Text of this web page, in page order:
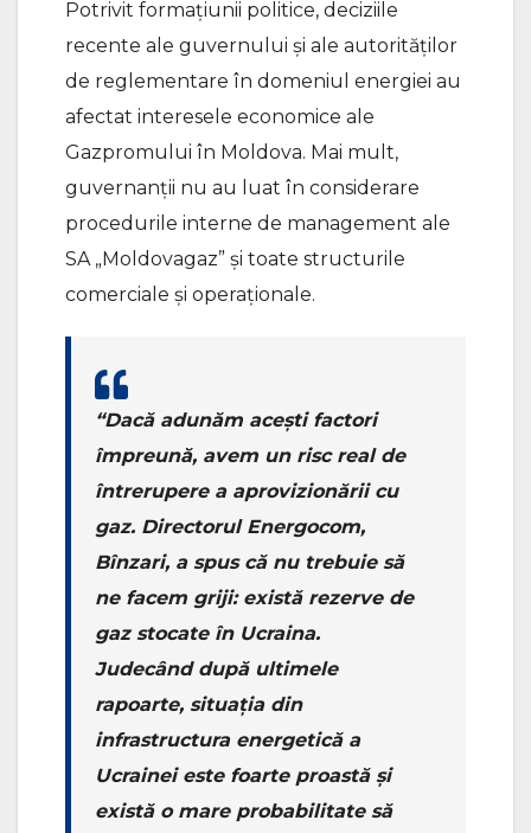
Potrivit formațiunii politice, deciziile
recente ale guvernului și ale autorităților
de reglementare în domeniul energiei au
afectat interesele economice ale
Gazpromului în Moldova. Mai mult,
guvernanții nu au luat în considerare
procedurile interne de management ale
SA „Moldovagaz” și toate structurile
comerciale și operaționale.
“Dacă adunăm acești factori
împreună, avem un risc real de
întrerupere a aprovizionării cu
gaz. Directorul Energocom,
Bînzari, a spus că nu trebuie să
ne facem griji: există rezerve de
gaz stocate în Ucraina.
Judecând după ultimele
rapoarte, situația din
infrastructura energetică a
Ucrainei este foarte proastă și
există o mare probabilitate să